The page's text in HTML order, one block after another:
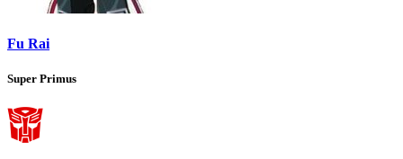
Fu Rai
Super Primus